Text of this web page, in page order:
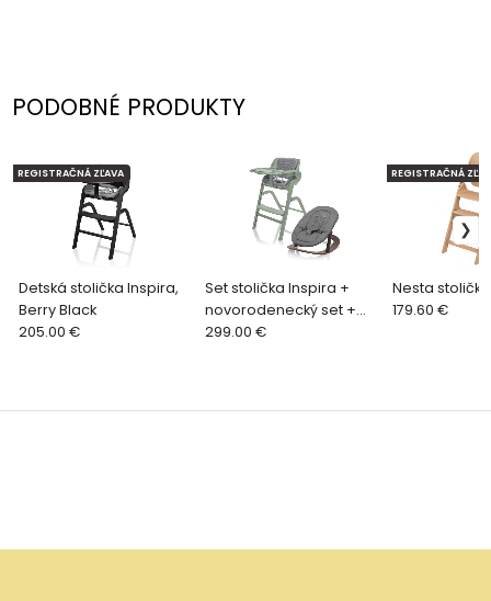
PODOBNÉ PRODUKTY
Detská stolička Inspira,
Berry Black
REGISTRAČNÁ ZĽAVA
205.00 €
Set stolička Inspira +
novorodenecký set +
hojdacia základňa,
299.00 €
Nesta
REGISTRAČNÁ
179.60 €